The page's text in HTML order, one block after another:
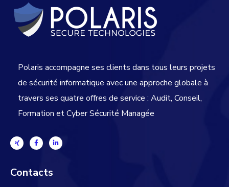
Polaris accompagne ses clients dans tous leurs projets
de sécurité informatique avec une approche globale à
travers ses quatre offres de service : Audit, Conseil,
Formation et Cyber Sécurité Managée
Contacts